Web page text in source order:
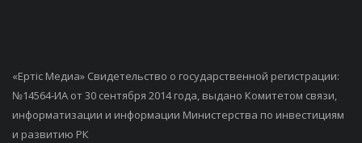
«Ертiс Медиа» Свидетельство о государственной регистрации:
№14564-ИА от 30 сентября 2014 года, выдано Комитетом связи,
информатизации и информации Министерства по инвестициям
и развитию РК